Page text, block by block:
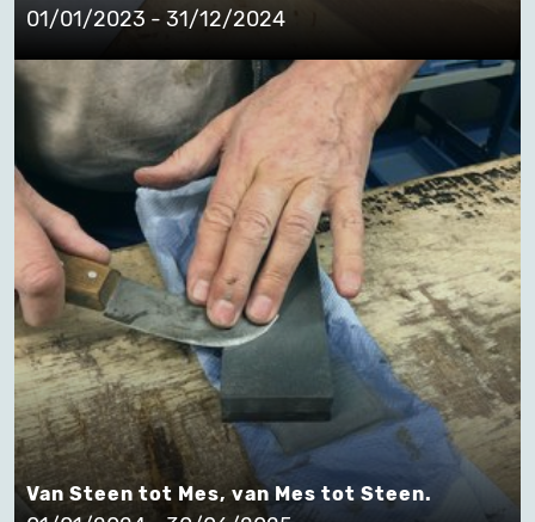
01/01/2023 - 31/12/2024
Van Steen tot Mes, van Mes tot Steen.